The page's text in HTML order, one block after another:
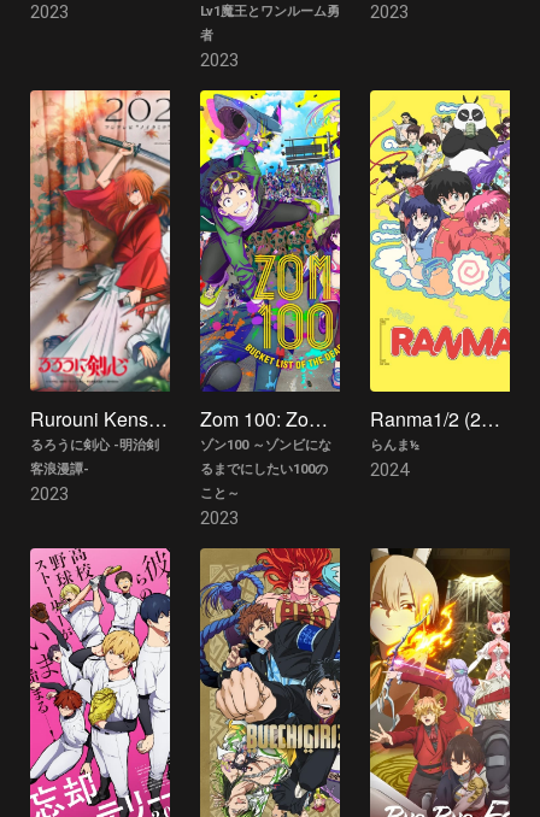
2023
Lv1魔王とワンルーム勇
者
2023
2023
Rurouni Kenshin -Meiji Kenkaku Romantan- (2023)
るろうに剣心 -明治剣
客浪漫譚-
2023
Zom 100: Zombie ni Naru made ni Shitai 100 no Koto
ゾン100 ～ゾンビにな
るまでにしたい100の
こと～
2023
Ranma1/2 (2024)
らんま½
2024